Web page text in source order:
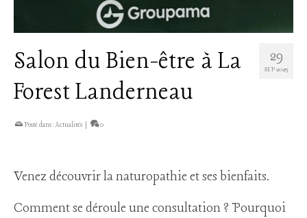
29
SEP 2025
Salon du Bien-être à La
Forest Landerneau
Posté dans :Actualités 0
Venez découvrir la naturopathie et ses bienfaits.
Comment se déroule une consultation ? Pourquoi